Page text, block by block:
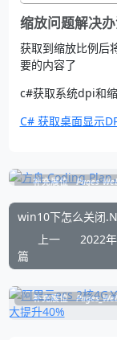
缩放问题解决
获取到缩放比例后
要的内容了
c#获取系统dpi和
C# 获取桌面显示
补充展位
上一
篇
2022
补充展位